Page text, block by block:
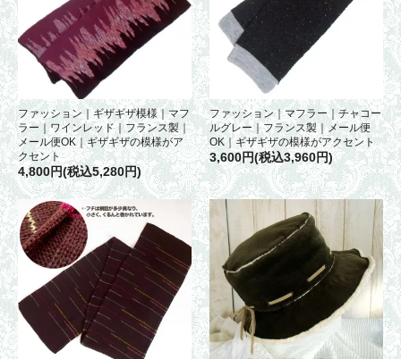
ファッション｜ギザギザ模様｜マフ
ラー｜ワインレッド｜フランス製｜
メール便OK｜ギザギザの模様がア
クセント
4,800円(税込5,280円)
ファッション｜マフラー｜チャコー
ルグレー｜フランス製｜メール便
OK｜ギザギザの模様がアクセント
3,600円(税込3,960円)